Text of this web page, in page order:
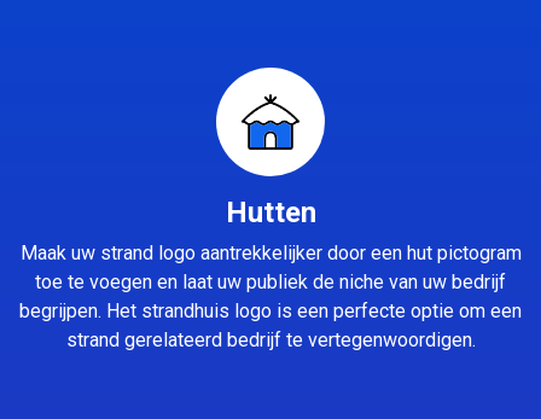
Hutten
Maak uw strand logo aantrekkelijker door een hut pictogram
toe te voegen en laat uw publiek de niche van uw bedrijf
begrijpen. Het strandhuis logo is een perfecte optie om een
strand gerelateerd bedrijf te vertegenwoordigen.